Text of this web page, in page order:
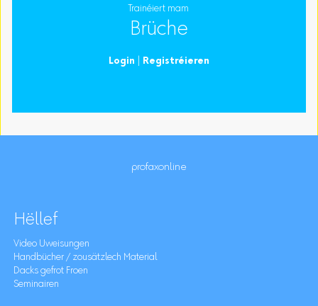
Trainéiert mam
Brüche
Login Registréieren
profaxonline
Hëllef
Video Uweisungen
Handbücher / zousätzlech Material
Dacks gefrot Froen
Seminairen